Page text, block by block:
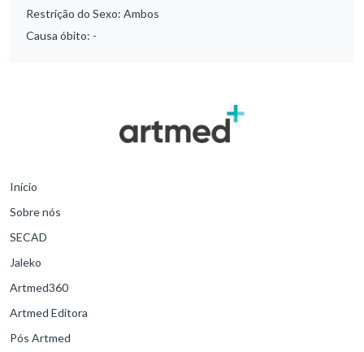
Restrição do Sexo: Ambos
Causa óbito: -
Início
Sobre nós
SECAD
Jaleko
Artmed360
Artmed Editora
Pós Artmed